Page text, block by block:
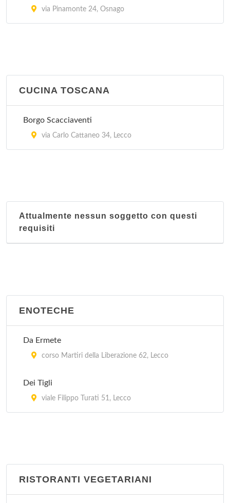
via Pinamonte 24, Osnago
CUCINA TOSCANA
Borgo Scacciaventi
via Carlo Cattaneo 34, Lecco
Attualmente nessun soggetto con questi
requisiti
ENOTECHE
Da Ermete
corso Martiri della Liberazione 62, Lecco
Dei Tigli
viale Filippo Turati 51, Lecco
RISTORANTI VEGETARIANI